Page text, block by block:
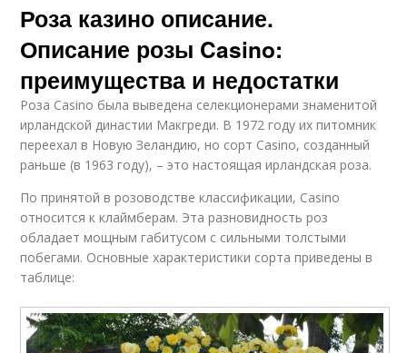
Роза казино описание.
Описание розы Casino:
преимущества и недостатки
Роза Casino была выведена селекционерами знаменитой
ирландской династии Макгреди. В 1972 году их питомник
переехал в Новую Зеландию, но сорт Casino, созданный
раньше (в 1963 году), – это настоящая ирландская роза.
По принятой в розоводстве классификации, Casino
относится к клаймберам. Эта разновидность роз
обладает мощным габитусом с сильными толстыми
побегами. Основные характеристики сорта приведены в
таблице: